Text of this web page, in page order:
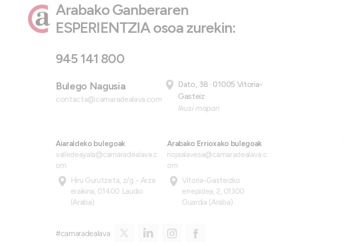
Arabako Ganberaren
ESPERIENTZIA osoa zurekin:
945 141 800
Bulego Nagusia
contacta@camaradealava.com
Dato, 38 · 01005 Vitoria-
Gasteiz
Ikusi mapan
Aiaraldeko bulegoak
valledeayala@camaradealava.c
om
Hiru Gurutzeta, z/g - Arza
eraikina, 01400 Laudio
(Araba)
Arabako Errioxako bulegoak
riojaalavesa@camaradealava.c
om
Vitoria-Gasteizko
errepidea, 2, 01300
Guardia (Araba)
#camaradealava